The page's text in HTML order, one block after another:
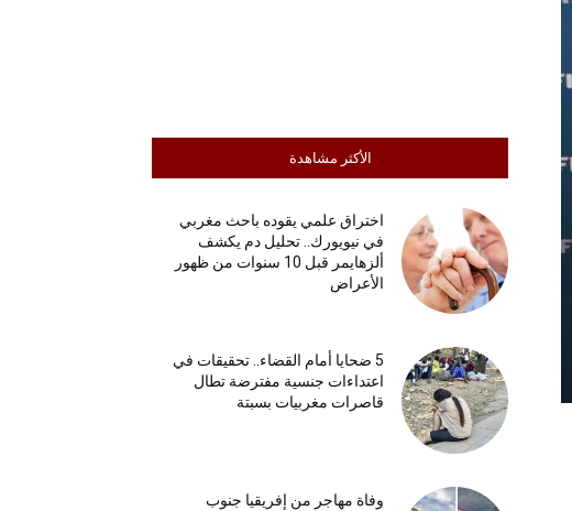
الأكثر مشاهدة
اختراق علمي يقوده باحث مغربي
في نيويورك.. تحليل دم يكشف
ألزهايمر قبل 10 سنوات من ظهور
الأعراض
5 ضحايا أمام القضاء.. تحقيقات في
اعتداءات جنسية مفترضة تطال
قاصرات مغربيات بسبتة
وفاة مهاجر من إفريقيا جنوب